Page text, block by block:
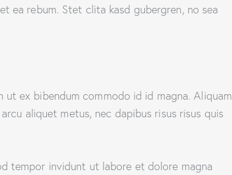
ea rebum. Stet clita kasd gubergren, no sea
ut ex bibendum commodo id id magna. Aliquam
aliquet metus, nec dapibus risus risus quis
tempor invidunt ut labore et dolore magna